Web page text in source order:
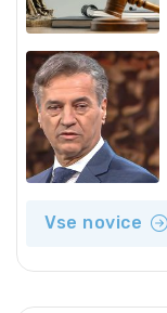
Vse novice